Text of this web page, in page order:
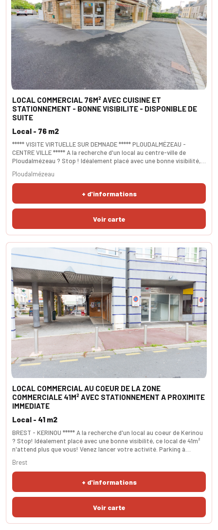
LOCAL COMMERCIAL 76M² AVEC CUISINE ET
STATIONNEMENT - BONNE VISIBILITE - DISPONIBLE DE
SUITE
***** VISITE VIRTUELLE SUR DEMNADE ***** PLOUDALMÉZEAU -
CENTRE VILLE ***** A la recherche d'un local au centre-ville de
Ploudalmézeau ? Stop ! Idéalement placé avec une bonne visibilité,
Plus d’information sur demande. Venez lancer votre activité.
SURFACE habitable 76m².
Local - 76 m2
+ d'informations
Ploudalmézeau
LOCAL COMMERCIAL AU COEUR DE LA ZONE
COMMERCIALE 41M² AVEC STATIONNEMENT A PROXIMITE
IMMEDIATE
BREST - KERINOU ***** A la recherche d'un local au coeur de Kerinou
? Stop! Idéalement placé avec une bonne visibilité, ce local de 41m²
n'attend plus que vous! Venez lancer votre activité. Parking à
Local - 41 m2
+ d'informations
Brest